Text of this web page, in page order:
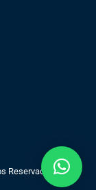
Reservados